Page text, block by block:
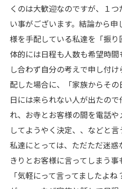
くのは大歓迎なのですが、１
い事がございます。結論から
様を手配している私達を「振
体的には日程も人数も希望時
し合わず自分の考えで申し付
配した場合に、「家族からそ
日には来られない人が出たの
れ、お寺とお客様の間を電話
してようやく決定、、などと
私達にとっては、ただただ迷惑
きりとお客様に言ってしまう
「気軽にって言ってましたよ